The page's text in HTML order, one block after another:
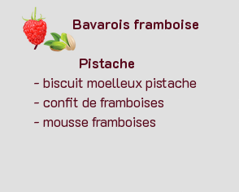
Bavarois framboise
/
Pistache
- biscuit moelleux pistache
- confit de framboises
- mousse framboises